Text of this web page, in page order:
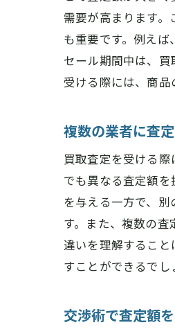
需要が高まります
も重要です。例え
セール期間中は、
受ける際には、商品
複数の業者に査
買取査定を受ける
でも異なる査定額
を与える一方で、
す。また、複数の
違いを理解するこ
すことができるでし
交渉術で査定額